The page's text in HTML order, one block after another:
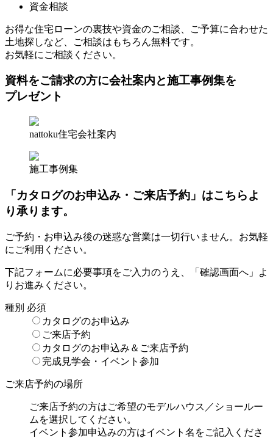
資金相談
お得な住宅ローンの裏技や資金のご相談、ご予算に合わせた
土地探しなど、ご相談はもちろん無料です。
お気軽にご相談ください。
資料をご請求の方に会社案内と施工事例集を
プレゼント
nattoku住宅会社案内
施工事例集
「カタログのお申込み・ご来店予約」はこちらよ
り承ります。
ご予約・お申込み後の迷惑な営業は一切行いません。お気軽
にご利用ください。
下記フォームに必要事項をご入力のうえ、「確認画面へ」よ
りお進みください。
種別 必須
カタログのお申込み
ご来店予約
カタログのお申込み＆ご来店予約
完成見学会・イベント参加
ご来店予約の場所
ご来店予約の方はご希望のモデルハウス／ショールー
ムを選択してください。
イベント参加申込みの方はイベント名をご記入くださ